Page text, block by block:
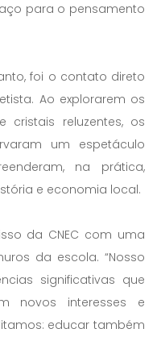
para o pensamento
foi o contato direto
Ao explorarem os
cristais reluzentes, os
um espetáculo
na prática,
e economia local.
da CNEC com uma
da escola. “Nosso
significativas que
novos interesses e
educar também